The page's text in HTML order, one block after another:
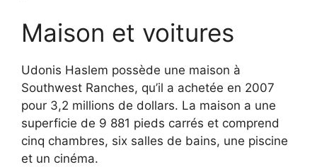
Maison et voitures
Udonis Haslem possède une maison à
Southwest Ranches, qu’il a achetée en 2007
pour 3,2 millions de dollars. La maison a une
superficie de 9 881 pieds carrés et comprend
cinq chambres, six salles de bains, une piscine
et un cinéma.